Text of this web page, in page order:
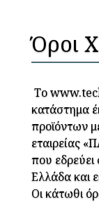
Όροι
Το
κατάστημα
προϊόντων
εταιρείας
που
Ελλάδα και
Οι κάτωθι